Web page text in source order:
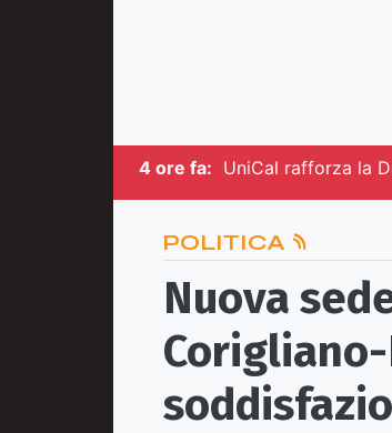
4 ore fa: UniCal rafforza la
POLITICA
Nuova